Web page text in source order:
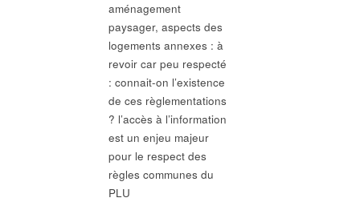
aménagement
paysager, aspects des
logements annexes : à
revoir car peu respecté
: connait-on l’existence
de ces règlementations
? l’accès à l’information
est un enjeu majeur
pour le respect des
règles communes du
PLU